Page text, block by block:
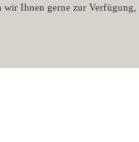
wir Ihnen gerne zur